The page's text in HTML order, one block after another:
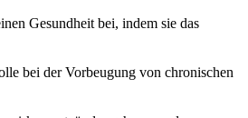
Gesundheit bei, indem sie das
bei der Vorbeugung von chronischen